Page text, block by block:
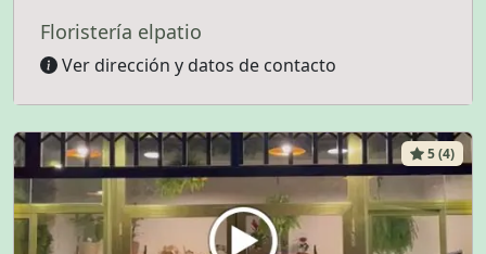
Floristería elpatio
Ver dirección y datos de contacto
5 (4)